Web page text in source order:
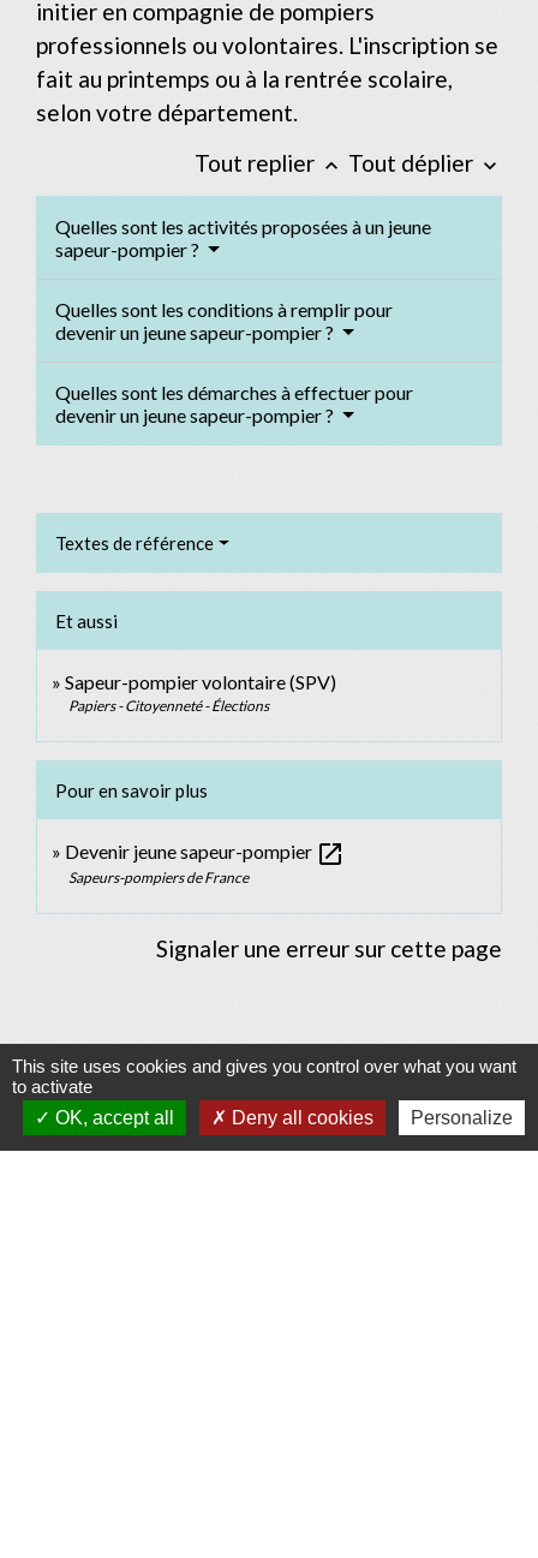
initier en compagnie de pompiers
professionnels ou volontaires. L'inscription se
fait au printemps ou à la rentrée scolaire,
selon votre département.
Tout replier keyboard_arrow_up Tout déplier keyboard_arrow_down
Quelles sont les activités proposées à un jeune
sapeur-pompier ?
Quelles sont les conditions à remplir pour
devenir un jeune sapeur-pompier ?
Quelles sont les démarches à effectuer pour
devenir un jeune sapeur-pompier ?
Textes de référence
Et aussi
Sapeur-pompier volontaire (SPV)
Papiers - Citoyenneté - Élections
Pour en savoir plus
Devenir jeune sapeur-pompier open_in_new
Sapeurs-pompiers de France
Signaler une erreur sur cette page
Contacts
Commune d'Allan
This site uses cookies and gives you control over what you want
to activate
OK, accept all
Deny all cookies Personalize